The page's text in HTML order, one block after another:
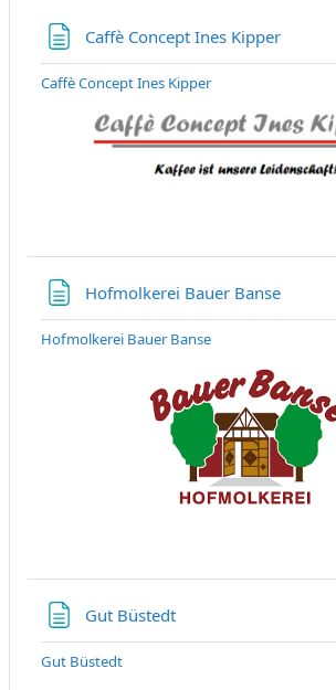
Caffè Concept Ines KipperTextseite
Caffè Concept Ines Kipper
Hofmolkerei Bauer BanseTextseite
Hofmolkerei Bauer Banse
Gut BüstedtTextseite
Gut Büstedt